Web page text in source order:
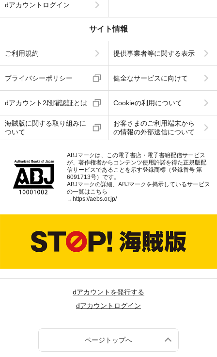
dアカウントログイン
サイト情報
ご利用規約 提供事業者等に関する表示
プライバシーポリシー 健全なサービスに向けて
dアカウント2段階認証とは Cookieの利用について
海賊版に関する取り組みに
ついて
お客さまのご利用端末から
の情報の外部送信について
ABJマークは、この電子書店・電子書籍配信サービス
が、著作権者からコンテンツ使用許諾を得た正規版配
信サービスであることを示す登録商標（登録番号 第
6091713号）です。
ABJマークの詳細、ABJマークを掲示しているサービス
の一覧はこちら
→ https://aebs.or.jp/
dアカウントを発行する
dアカウントログイン
ページトップへ